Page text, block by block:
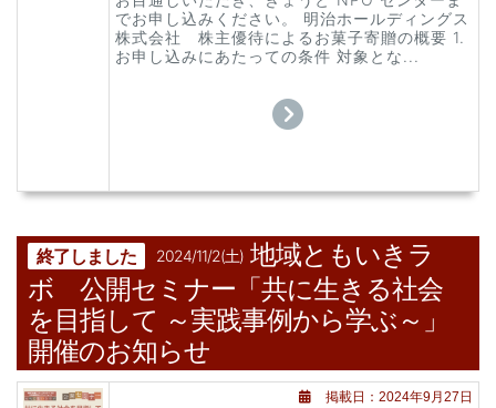
でお申し込みください。 明治ホールディングス
株式会社 株主優待によるお菓子寄贈の概要 1.
お申し込みにあたっての条件 対象とな...
終了しました 2024/11/2(土) 地域ともいきラ
ボ 公開セミナー「共に生きる社会
を目指して ～実践事例から学ぶ～」
開催のお知らせ
掲載日：2024年9月27日